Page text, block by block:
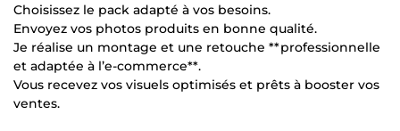
Choisissez le pack adapté à vos besoins.
Envoyez vos photos produits en bonne qualité.
Je réalise un montage et une retouche **professionnelle
et adaptée à l’e-commerce**.
Vous recevez vos visuels optimisés et prêts à booster vos
ventes.